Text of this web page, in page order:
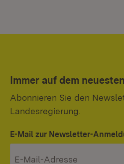
Immer auf dem
Abonnieren Sie den
Landesregierung.
E-Mail zur Newsletter-